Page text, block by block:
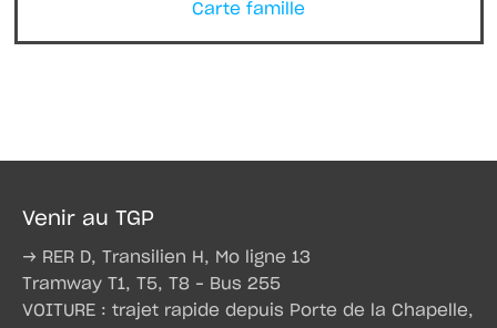
Carte famille
Venir au TGP
→ RER D, Transilien H, Mo ligne 13
Tramway T1, T5, T8 – Bus 255
VOITURE : trajet rapide depuis Porte de la Chapelle,